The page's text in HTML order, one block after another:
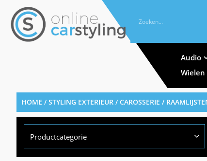
Audio
Wielen
HOME /STYLING EXTERIEUR/CAROSSERIE /
Productcategorie